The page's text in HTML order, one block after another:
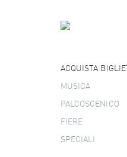
ACQUISTA
MUSICA
PALCOSCENICO
FIERE
SPECIALI